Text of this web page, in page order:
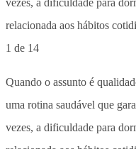
1 de 14
Quando o assunto é
uma rotina saudável que
vezes, a dificuldade para